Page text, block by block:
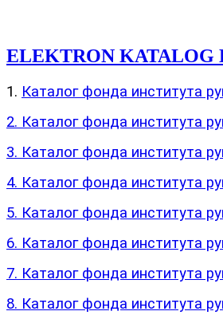
ELEKTRON KATALOG
1. Каталог фонда института
2. Каталог фонда института
3. Каталог фонда института
4. Каталог фонда института
5. Каталог фонда института
6. Каталог фонда института
7. Каталог фонда института
8. Каталог фонда института